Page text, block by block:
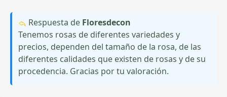
Respuesta de Floresdecon
Tenemos rosas de diferentes variedades y
precios, dependen del tamaño de la rosa, de las
diferentes calidades que existen de rosas y de su
procedencia. Gracias por tu valoración.